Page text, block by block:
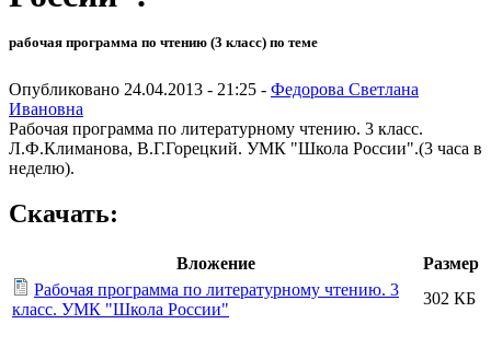
рабочая программа по чтению (3 класс) по теме
Опубликовано 24.04.2013 - 21:25 - Федорова Светлана
Ивановна
Рабочая программа по литературному чтению. 3 класс.
Л.Ф.Климанова, В.Г.Горецкий. УМК "Школа России".(3 часа в
неделю).
Скачать:
Вложение
Размер
Рабочая программа по литературному чтению. 3
класс. УМК "Школа России"
302 КБ